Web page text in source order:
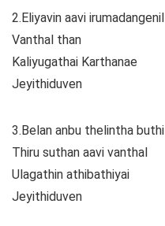
2.Eliyavin aavi irumadangenil
Vanthal than
Kaliyugathai Karthanae
Jeyithiduven
3.Belan anbu thelintha buthi
Thiru suthan aavi vanthal
Ulagathin athibathiyai
Jeyithiduven